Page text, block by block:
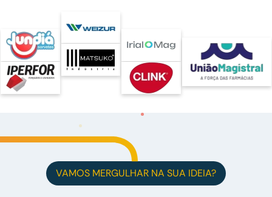
VAMOS MERGULHAR NA SUA IDEIA?